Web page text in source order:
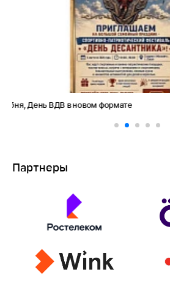
Амет-Хан Султан: небо
Партнеры